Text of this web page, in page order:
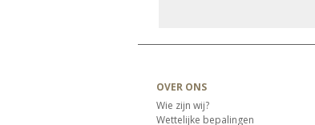
OVER ONS
Wie zijn wij?
Wettelijke bepalingen